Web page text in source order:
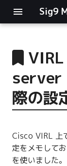
Sig9
main関数
リスト関連
ログ関連
条件分岐
server
際の設
Cisco VIRL 上
定をメモして
を使いました。